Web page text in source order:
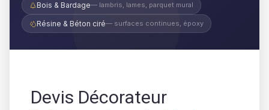
Bois & Bardage— lambris, lames, parquet mural
Résine & Béton ciré— surfaces continues, époxy
Devis Décorateur